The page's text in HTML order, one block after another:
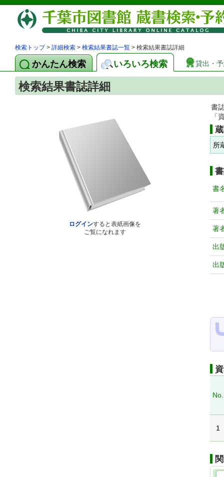
検索トップ> 詳細検索 > 検索結果書誌一覧 > 検索結果書誌詳細
かんたん検索 いろいろ検索 貸出・
検索結果書誌詳細
ログインすると表紙画像を
ご覧になれます
書
「
所
書
著
著
出
出
No.
1